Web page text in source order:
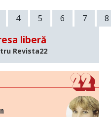
4 5 6 7 8
liberă
Revista22